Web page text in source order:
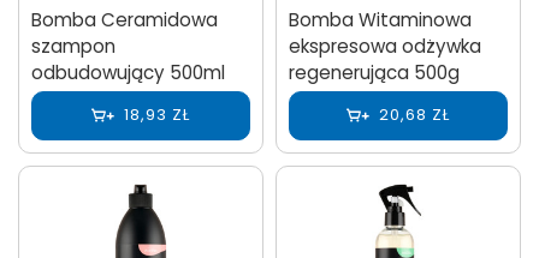
Bomba Ceramidowa
szampon
odbudowujący 500ml
18,93 ZŁ
Bomba Witaminowa
ekspresowa odżywka
regenerująca 500g
20,68 ZŁ